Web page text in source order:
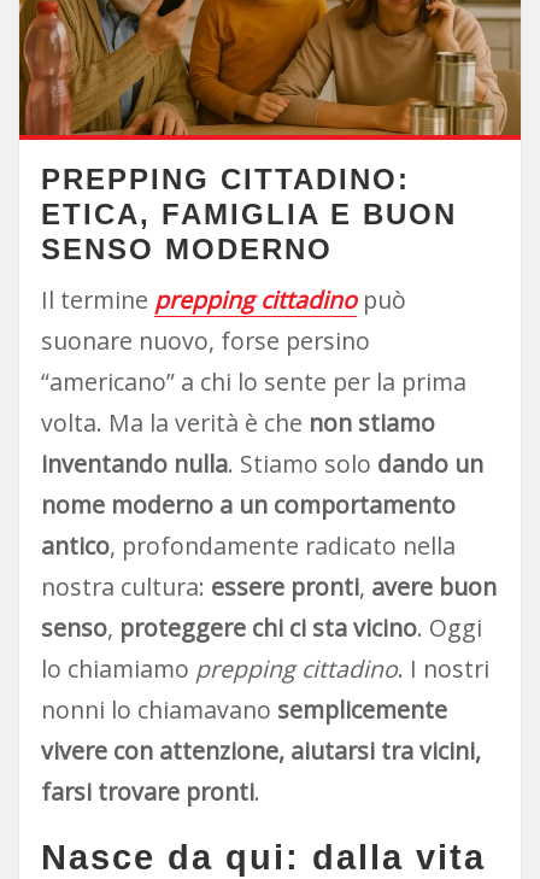
PREPPING CITTADINO:
ETICA, FAMIGLIA E BUON
SENSO MODERNO
Il termine prepping cittadinopuò
suonare nuovo, forse persino
“americano” a chi lo sente per la prima
volta. Ma la verità è che non stiamo
inventando nulla. Stiamo solo dando un
nome moderno a un comportamento
antico, profondamente radicato nella
nostra cultura: essere pronti, avere buon
senso, proteggere chi ci sta vicino. Oggi
lo chiamiamo prepping cittadino. I nostri
nonni lo chiamavano semplicemente
vivere con attenzione, aiutarsi tra vicini,
farsi trovare pronti.
Nasce da qui: dalla vita